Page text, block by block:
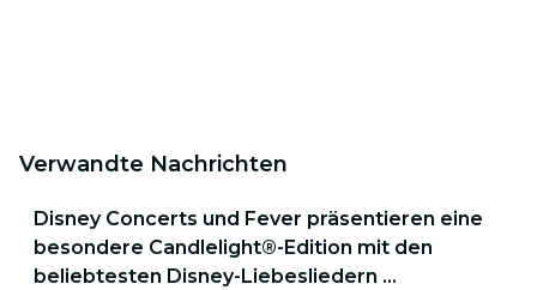
Verwandte Nachrichten
Disney Concerts und Fever präsentieren eine
besondere Candlelight®-Edition mit den
beliebtesten Disney-Liebesliedern ...